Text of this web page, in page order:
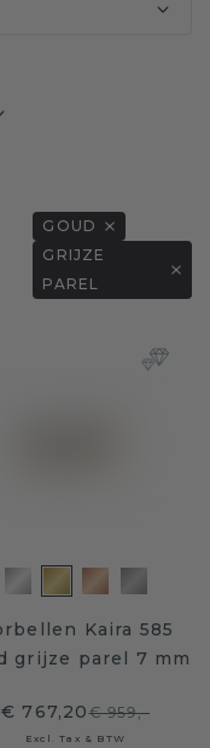
GOUD
GRIJZE
PAREL
Kaira 585
grijze parel 7 mm
€ 767,20€ 959,-
Excl. Tax & BTW